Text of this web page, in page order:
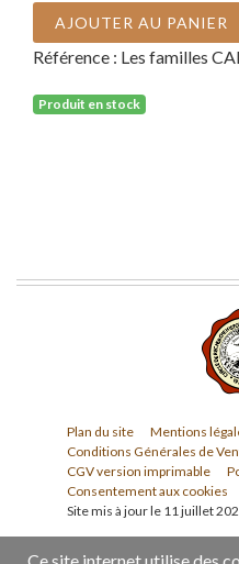
AJOUTER AU PANIER
Référence : Les familles
Produit en stock
Plan du site
Mentions
Conditions Générales de
CGV version imprimable
Consentement aux cookies
Site mis à jour le 11 juillet